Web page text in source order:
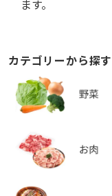
ます。
カテゴリーから探す